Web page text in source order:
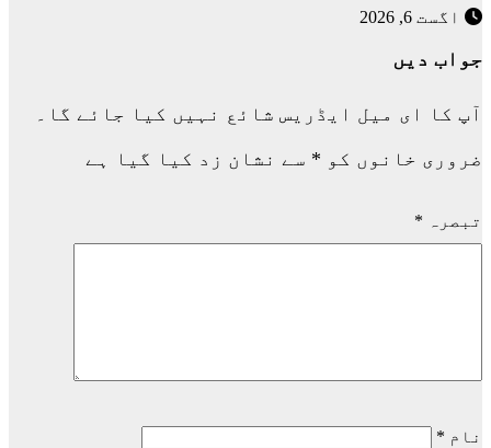
اگست 6, 2026
جواب دیں
آپ کا ای میل ایڈریس شائع نہیں کیا جائے گا۔
ضروری خانوں کو * سے نشان زد کیا گیا ہے
تبصرہ *
نام *